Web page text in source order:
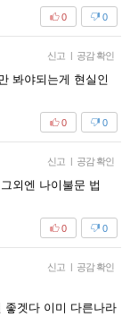
0
0
신고 | 공감 확인
봐야되는게 현실인
0
0
신고 | 공감 확인
외엔 나이불문 법
0
0
신고 | 공감 확인
좋겟다 이미 다른나라